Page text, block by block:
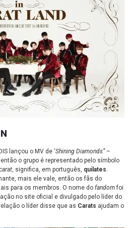
lançou o MV de ‘Shining Diamonds”–
o grupo é representado pelo símbolo
, significa, em português, quilates.
mais ele vale, então os fãs do
para os membros. O nome do fandomfoi
no site oficial e divulgado pelo líder do
o líder disse que as Carats ajudam o